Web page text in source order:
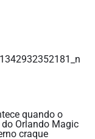
quando o
do Orlando Magic
craque